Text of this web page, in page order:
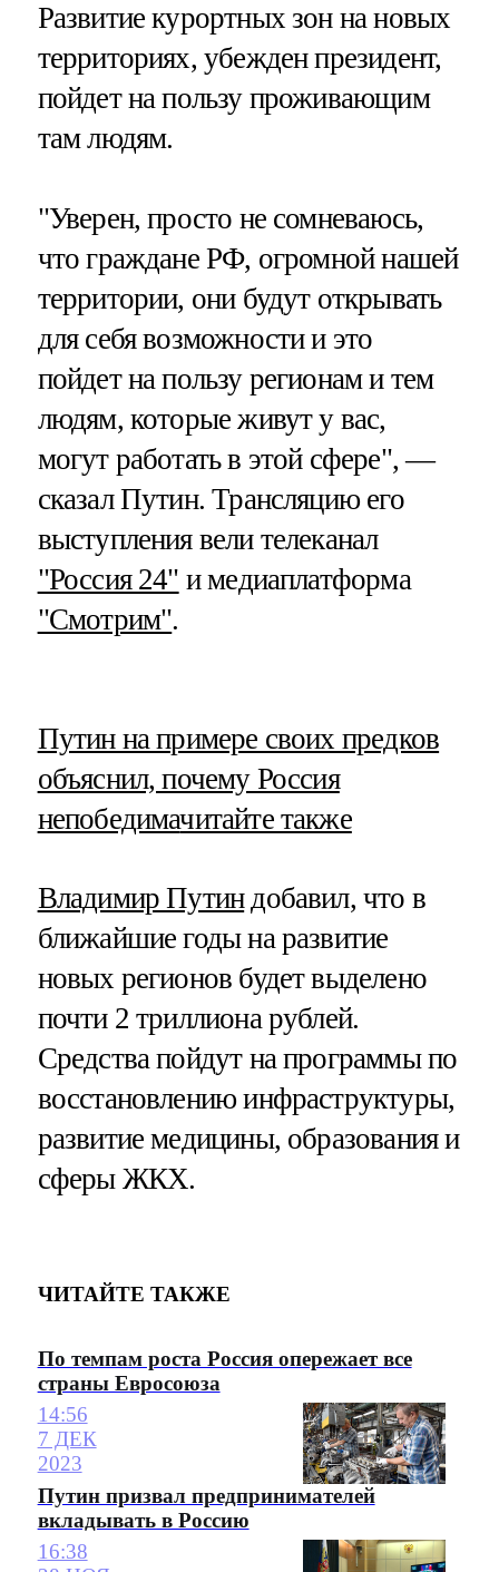
Развитие курортных зон на новых
территориях, убежден президент,
пойдет на пользу проживающим
там людям.
"Уверен, просто не сомневаюсь,
что граждане РФ, огромной нашей
территории, они будут открывать
для себя возможности и это
пойдет на пользу регионам и тем
людям, которые живут у вас,
могут работать в этой сфере", —
сказал Путин. Трансляцию его
выступления вели телеканал
"Россия 24" и медиаплатформа
"Смотрим".
​Путин на примере своих предков
объяснил, почему Россия
непобедимачитайте также
Владимир Путиндобавил, что в
ближайшие годы на развитие
новых регионов будет выделено
почти 2 триллиона рублей.
Средства пойдут на программы по
восстановлению инфраструктуры,
развитие медицины, образования и
сферы ЖКХ.
ЧИТАЙТЕ ТАКЖЕ
По темпам роста Россия опережает все
страны Евросоюза
14:56
7 ДЕК
2023
Путин призвал предпринимателей
вкладывать в Россию
16:38